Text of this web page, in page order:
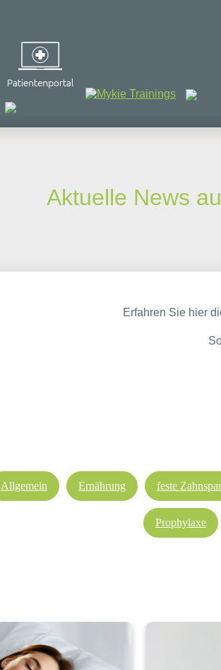
Aktuelle News
Erfahren Sie hier
Allgemein Ernährung feste
Prophylaxe